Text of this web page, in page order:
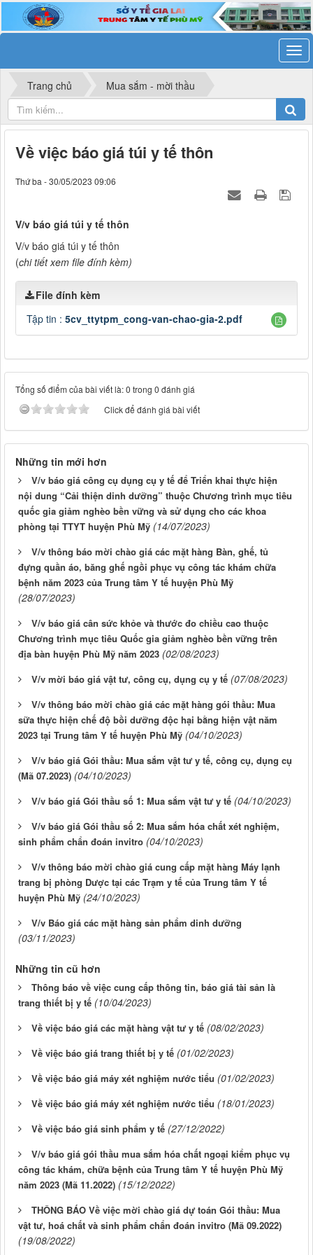
Trang chủ Mua sắm - mời thầu
Về việc báo giá túi y tế thôn
Thứ ba - 30/05/2023 09:06
V/v báo giá túi y tế thôn
V/v báo giá túi y tế thôn
(chi tiết xem file đính kèm)
File đính kèm
Tập tin : 5cv_ttytpm_cong-van-chao-gia-2.pdf
Tổng số điểm của bài viết là: 0 trong 0 đánh giá
Click để đánh giá bài viết
Những tin mới hơn
V/v báo giá công cụ dụng cụ y tế để Triển khai thực hiện
nội dung “Cải thiện dinh dưỡng” thuộc Chương trình mục tiêu
quốc gia giảm nghèo bền vững và sử dụng cho các khoa
phòng tại TTYT huyện Phù Mỹ (14/07/2023)
V/v thông báo mời chào giá các mặt hàng Bàn, ghế, tủ
đựng quần áo, băng ghế ngồi phục vụ công tác khám chữa
bệnh năm 2023 của Trung tâm Y tế huyện Phù Mỹ
(28/07/2023)
V/v báo giá cân sức khỏe và thước đo chiều cao thuộc
Chương trình mục tiêu Quốc gia giảm nghèo bền vững trên
địa bàn huyện Phù Mỹ năm 2023 (02/08/2023)
V/v mời báo giá vật tư, công cụ, dụng cụ y tế (07/08/2023)
V/v thông báo mời chào giá các mặt hàng gói thầu: Mua
sữa thực hiện chế độ bồi dưỡng độc hại bằng hiện vật năm
2023 tại Trung tâm Y tế huyện Phù Mỹ (04/10/2023)
V/v báo giá Gói thầu: Mua sắm vật tư y tế, công cụ, dụng cụ
(Mã 07.2023) (04/10/2023)
V/v báo giá Gói thầu số 1: Mua sắm vật tư y tế (04/10/2023)
V/v báo giá Gói thầu số 2: Mua sắm hóa chất xét nghiệm,
sinh phẩm chẩn đoán invitro (04/10/2023)
V/v thông báo mời chào giá cung cấp mặt hàng Máy lạnh
trang bị phòng Dược tại các Trạm y tế của Trung tâm Y tế
huyện Phù Mỹ (24/10/2023)
V/v Báo giá các mặt hàng sản phẩm dinh dưỡng
(03/11/2023)
Những tin cũ hơn
Thông báo về việc cung cấp thông tin, báo giá tài sản là
trang thiết bị y tế (10/04/2023)
Về việc báo giá các mặt hàng vật tư y tế (08/02/2023)
Về việc báo giá trang thiết bị y tế (01/02/2023)
Về việc báo giá máy xét nghiệm nước tiểu (01/02/2023)
Về việc báo giá máy xét nghiệm nước tiểu (18/01/2023)
Về việc báo giá sinh phẩm y tế (27/12/2022)
V/v báo giá gói thầu mua sắm hóa chất ngoại kiểm phục vụ
công tác khám, chữa bệnh của Trung tâm Y tế huyện Phù Mỹ
năm 2023 (Mã 11.2022) (15/12/2022)
THÔNG BÁO Về việc mời chào giá dự toán Gói thầu: Mua
vật tư, hoá chất và sinh phẩm chẩn đoán invitro (Mã 09.2022)
(19/08/2022)